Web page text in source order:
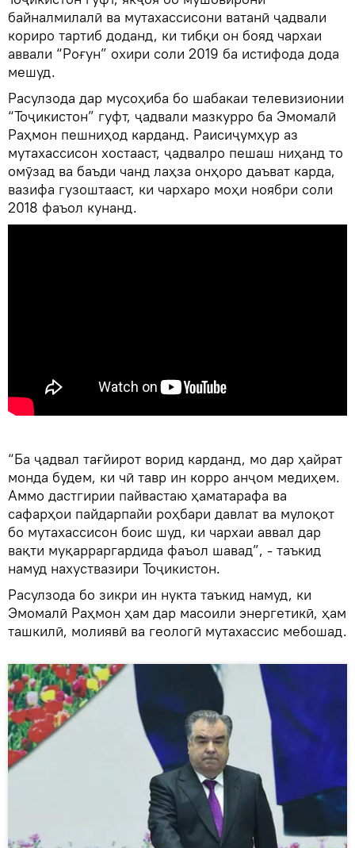
байналмилалӣ ва мутахассисони ватанӣ ҷадвали
кориро тартиб доданд, ки тибқи он бояд чархаи
аввали “Роғун” охири соли 2019 ба истифода дода
мешуд.
Расулзода дар мусоҳиба бо шабакаи телевизионии
“Тоҷикистон” гуфт, ҷадвали мазкурро ба Эмомалӣ
Раҳмон пешниҳод карданд. Раисиҷумҳур аз
мутахассисон хостааст, ҷадвалро пешаш ниҳанд то
омӯзад ва баъди чанд лаҳза онҳоро даъват карда,
вазифа гузоштааст, ки чархаро моҳи ноябри соли
2018 фаъол кунанд.
“Ба ҷадвал тағйирот ворид карданд, мо дар ҳайрат
монда будем, ки чӣ тавр ин корро анҷом медиҳем.
Аммо дастгирии пайвастаю ҳаматарафа ва
сафарҳои пайдарпайи роҳбари давлат ва мулоқот
бо мутахассисон боис шуд, ки чархаи аввал дар
вақти муқарраргардида фаъол шавад”, - таъкид
намуд нахуствазири Тоҷикистон.
Расулзода бо зикри ин нукта таъкид намуд, ки
Эмомалӣ Раҳмон ҳам дар масоили энергетикӣ, ҳам
ташкилӣ, молиявӣ ва геологӣ мутахассис мебошад.